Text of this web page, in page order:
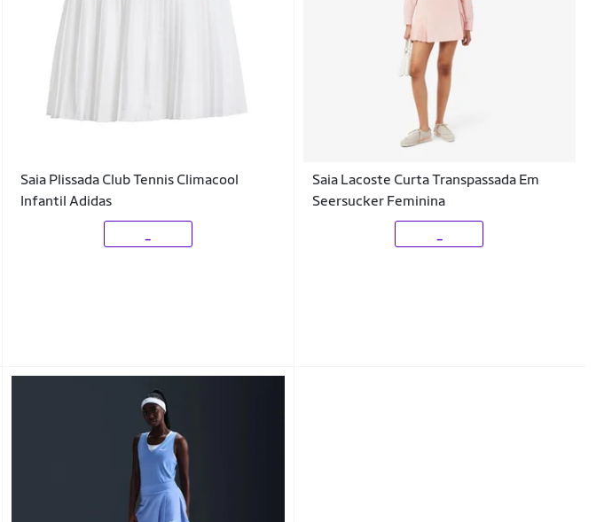
Saia Plissada Club Tennis Climacool
Infantil Adidas
Saia Lacoste Curta Transpassada Em
Seersucker Feminina